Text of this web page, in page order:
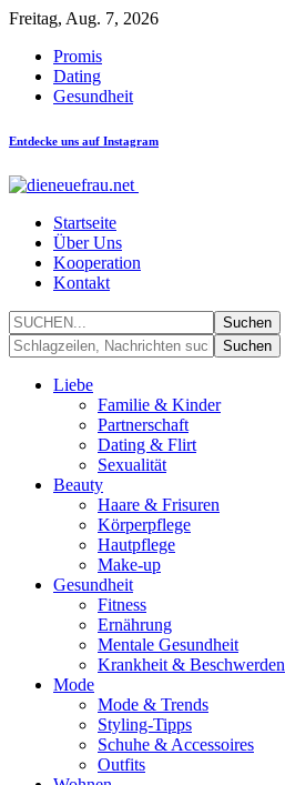
Freitag, Aug. 7, 2026
Promis
Dating
Gesundheit
Entdecke uns auf Instagram
Startseite
Über Uns
Kooperation
Kontakt
Liebe
Familie & Kinder
Partnerschaft
Dating & Flirt
Sexualität
Beauty
Haare & Frisuren
Körperpflege
Hautpflege
Make-up
Gesundheit
Fitness
Ernährung
Mentale Gesundheit
Krankheit & Beschwerden
Mode
Mode & Trends
Styling-Tipps
Schuhe & Accessoires
Outfits